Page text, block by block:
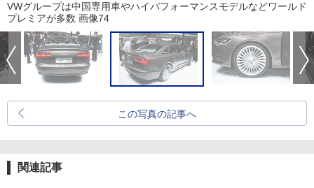
VWグループは中国専用車やハイパフォーマンスモデルなどワールド
プレミアが多数 画像74
この写真の記事へ
関連記事